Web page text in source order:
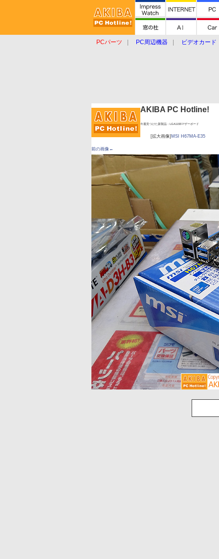
PCパーツ PC周辺機器
ビデオカード
AKIBA PC Hotline!
今週見つけた新製品：LGA1155マザーボード
[拡大画像] MSI H67MA-E35
前の画像←